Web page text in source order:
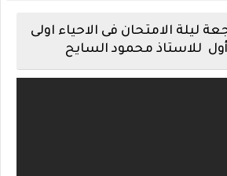
ليلة الامتحان فى الاحياء اولى
أول للاستاذ محمود السايح